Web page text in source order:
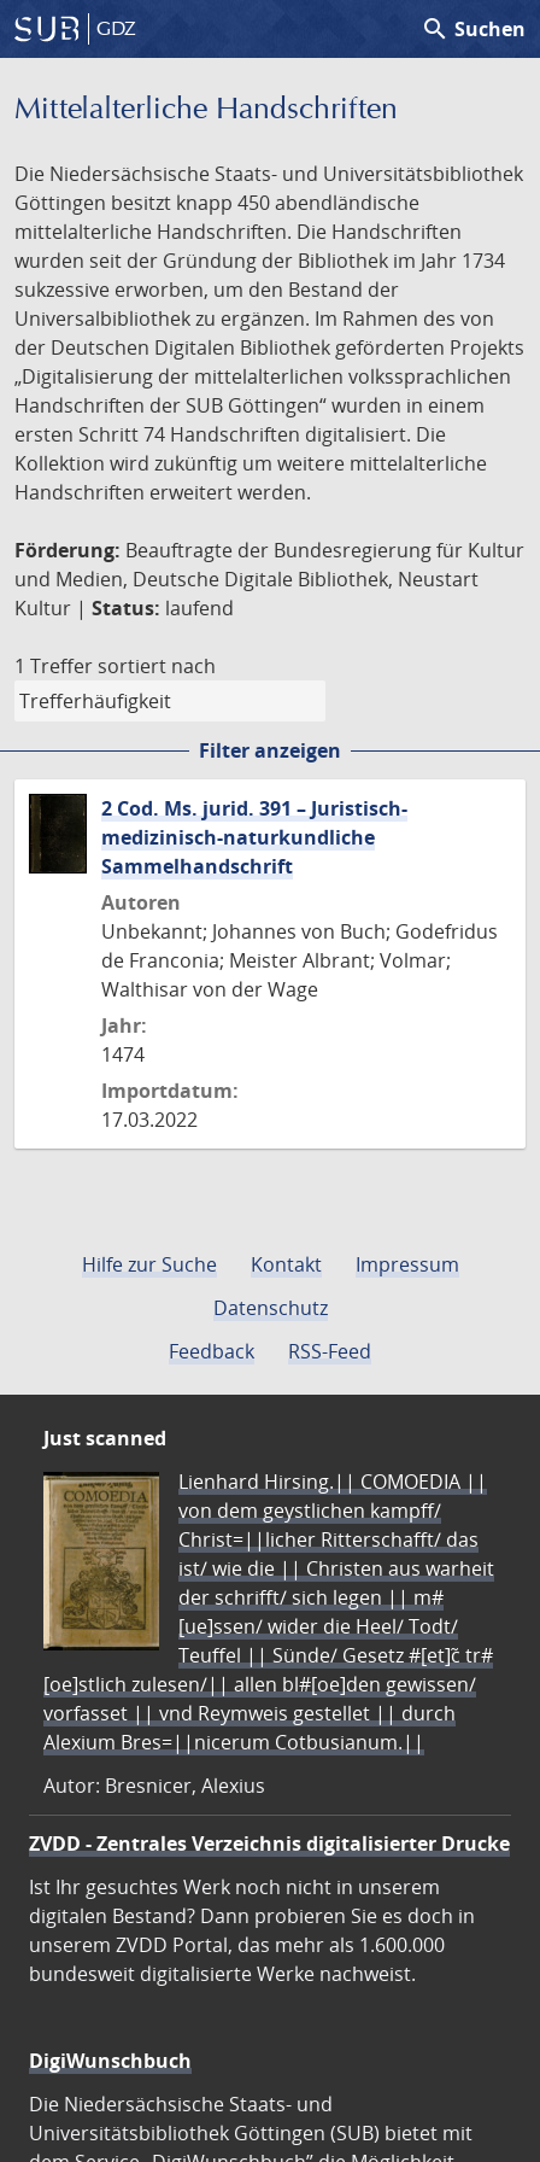
GDZ search Suchen
Mittelalterliche Handschriften
Die Niedersächsische Staats- und Universitätsbibliothek
Göttingen besitzt knapp 450 abendländische
mittelalterliche Handschriften. Die Handschriften
wurden seit der Gründung der Bibliothek im Jahr 1734
sukzessive erworben, um den Bestand der
Universalbibliothek zu ergänzen. Im Rahmen des von
der Deutschen Digitalen Bibliothek geförderten Projekts
„Digitalisierung der mittelalterlichen volkssprachlichen
Handschriften der SUB Göttingen“ wurden in einem
ersten Schritt 74 Handschriften digitalisiert. Die
Kollektion wird zukünftig um weitere mittelalterliche
Handschriften erweitert werden.
Förderung: Beauftragte der Bundesregierung für Kultur
und Medien, Deutsche Digitale Bibliothek, Neustart
Kultur | Status: laufend
1 Treffer sortiert nach
Filter anzeigen
2 Cod. Ms. jurid. 391 – Juristisch-
medizinisch-naturkundliche
Sammelhandschrift
Autoren
Unbekannt; Johannes von Buch; Godefridus
de Franconia; Meister Albrant; Volmar;
Walthisar von der Wage
Jahr:
1474
Importdatum:
17.03.2022
Hilfe zur Suche Kontakt
Impressum
Datenschutz
Feedback
RSS-Feed
Just scanned
Lienhard Hirsing.|| COMOEDIA ||
von dem geystlichen kampff/
Christ=||licher Ritterschafft/ das
ist/ wie die || Christen aus warheit
der schrifft/ sich legen || m#
[ue]ssen/ wider die Heel/ Todt/
Teuffel || Sünde/ Gesetz #[et]c̃ tr#
[oe]stlich zulesen/|| allen bl#[oe]den gewissen/
vorfasset || vnd Reymweis gestellet || durch
Alexium Bres=||nicerum Cotbusianum.||
Autor: Bresnicer, Alexius
ZVDD - Zentrales Verzeichnis digitalisierter Drucke
Ist Ihr gesuchtes Werk noch nicht in unserem
digitalen Bestand? Dann probieren Sie es doch in
unserem ZVDD Portal, das mehr als 1.600.000
bundesweit digitalisierte Werke nachweist.
DigiWunschbuch
Die Niedersächsische Staats- und
Universitätsbibliothek Göttingen (SUB) bietet mit